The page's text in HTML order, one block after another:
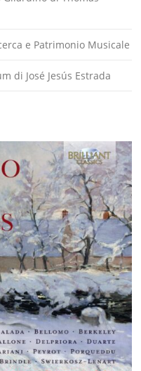
e Patrimonio Musicale
di José Jesús Estrada